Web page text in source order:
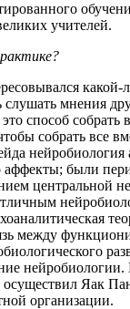
учителей.
мнения
способ
собрать все
были
центральной
между
Яак
организации.